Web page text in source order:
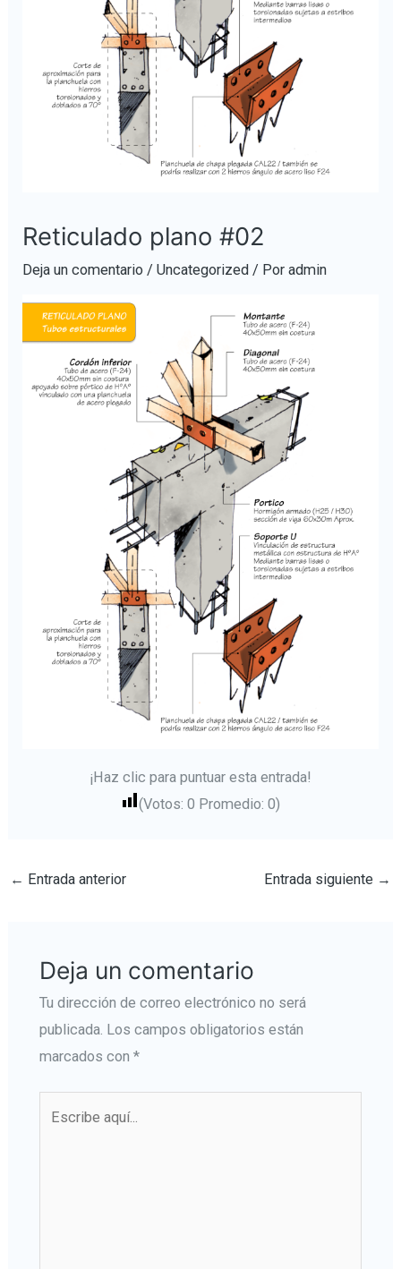
Reticulado plano #02
Deja un comentario /Uncategorized / Poradmin
¡Haz clic para puntuar esta entrada!
(Votos: 0 Promedio: 0)
← Entrada anterior Entrada siguiente →
Deja un comentario
Tu dirección de correo electrónico no será
publicada. Los campos obligatorios están
marcados con *